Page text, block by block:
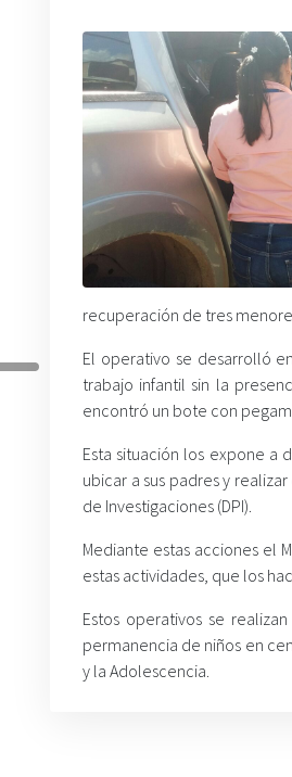
recuperación de tres
El operativo se desarrolló
trabajo infantil sin la
encontró un bote con
Esta situación los expone a
ubicar a sus padres y
de Investigaciones (DPI).
Mediante estas acciones el
estas actividades, que los
Estos operativos se
permanencia de niños en
y la Adolescencia.